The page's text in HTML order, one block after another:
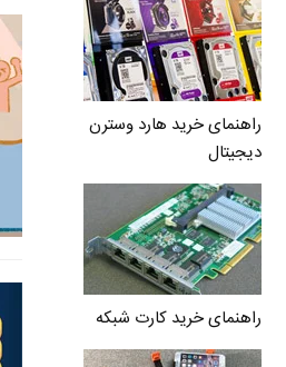
راهنمای خرید هارد وسترن
دیجیتال
راهنمای خرید کارت شبکه